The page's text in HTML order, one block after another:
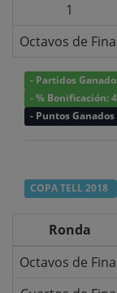
1
Octavos de
- Partidos
- % Bonificación:
- Puntos
COPA TELL 2018
Ronda
Octavos de